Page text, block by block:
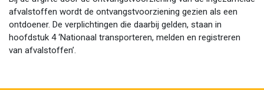
afvalstoffen wordt de ontvangstvoorziening gezien als een
ontdoener. De verplichtingen die daarbij gelden, staan in
hoofdstuk 4 ‘Nationaal transporteren, melden en registreren
van afvalstoffen’.